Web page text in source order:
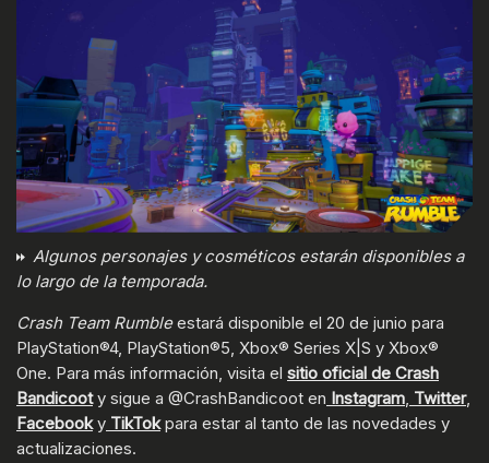
Algunos personajes y cosméticos estarán disponibles a
lo largo de la temporada.
Crash Team Rumbleestará disponible el 20 de junio para
PlayStation®4, PlayStation®5, Xbox® Series X|S y Xbox®
One. Para más información, visita el sitio oficial de Crash
Bandicooty sigue a @CrashBandicoot en Instagram Twitter,
Facebooky TikTokpara estar al tanto de las novedades y
actualizaciones.